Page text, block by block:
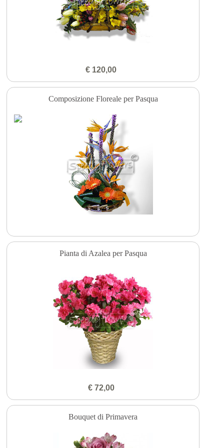
€ 120,00
Composizione Floreale per Pasqua
Pianta di Azalea per Pasqua
€ 72,00
Bouquet di Primavera